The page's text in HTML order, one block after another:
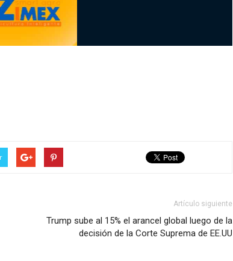
Artículo siguiente
Trump sube al 15% el arancel global luego de la
decisión de la Corte Suprema de EE.UU